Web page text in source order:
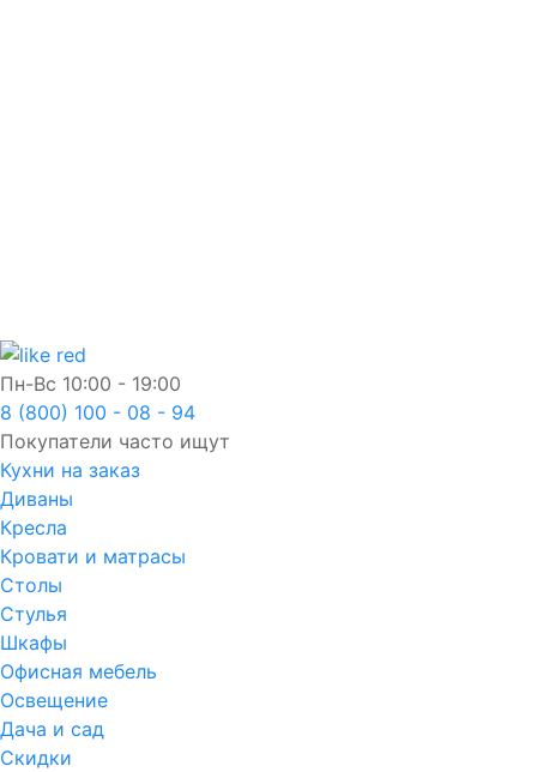
Пн-Вс 10:00 - 19:00
8 (800) 100 - 08 - 94
Покупатели часто ищут
Кухни на заказ
Диваны
Кресла
Кровати и матрасы
Столы
Стулья
Шкафы
Офисная мебель
Освещение
Дача и сад
Скидки